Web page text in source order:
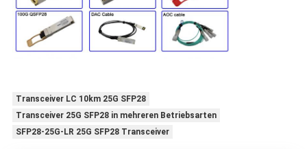
Transceiver LC 10km 25G SFP28
Transceiver 25G SFP28 in mehreren Betriebsarten
SFP28-25G-LR 25G SFP28 Transceiver